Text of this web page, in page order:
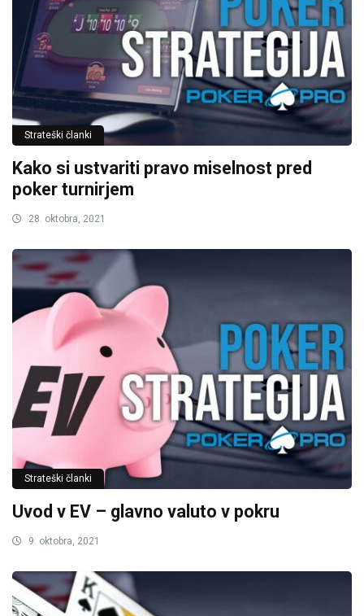
Strateški članki
Kako si ustvariti pravo miselnost pred
poker turnirjem
28. oktobra, 2021
Strateški članki
Uvod v EV – glavno valuto v pokru
9. oktobra, 2021